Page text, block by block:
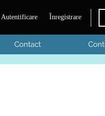
Autentificare Înregistrare
Contact